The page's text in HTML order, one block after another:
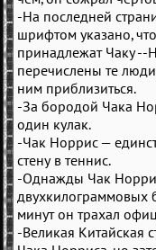
-На последней
шрифтом указано,
принадлежат Чаку --
перечислены те
ним приблизиться.
-За бородой Чака
один кулак.
-Чак Норрис —
стену в теннис.
-Однажды Чак
двухкилограммовых
минут он трахал
-Великая Китайская